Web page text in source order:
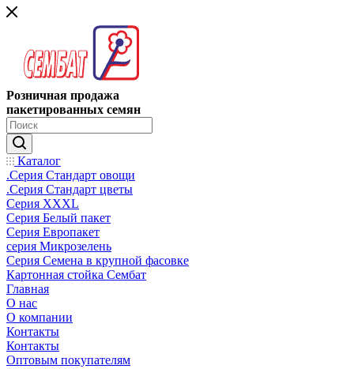
Розничная продажа
пакетированных семян
Каталог
.Серия Стандарт овощи
.Серия Стандарт цветы
Серия XXXL
Серия Белый пакет
Серия Европакет
серия Микрозелень
Серия Семена в крупной фасовке
Картонная стойка Сембат
Главная
О нас
О компании
Контакты
Контакты
Оптовым покупателям